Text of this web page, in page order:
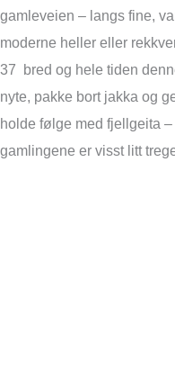
gamleveien – langs fine,
moderne heller eller
37 bred og hele tiden
nyte, pakke bort jakka og
holde følge med fjellgeita
gamlingene er visst litt